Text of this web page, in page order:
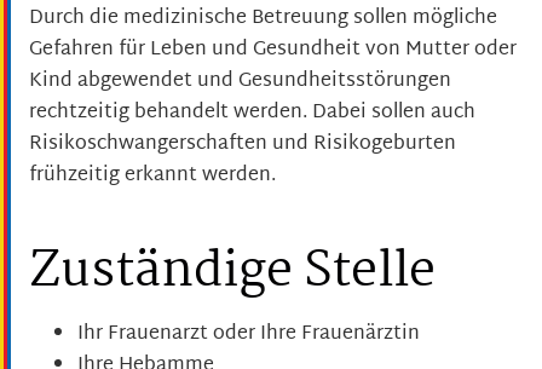
Durch die medizinische Betreuung sollen mögliche
Gefahren für Leben und Gesundheit von Mutter oder
Kind abgewendet und Gesundheitsstörungen
rechtzeitig behandelt werden. Dabei sollen auch
Risikoschwangerschaften und Risikogeburten
frühzeitig erkannt werden.
Zuständige Stelle
Ihr Frauenarzt oder Ihre Frauenärztin